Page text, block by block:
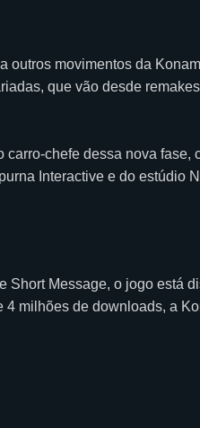
movimentos da
que vão desde
chefe dessa nova fase,
Interactive e do estúdio
Short Message, o jogo está
milhões de downloads, a